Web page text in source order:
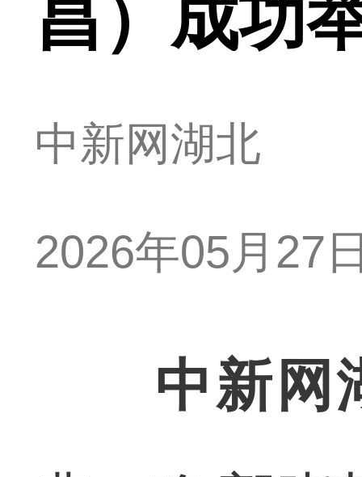
昌）成功
中新网湖北
2026年05月27
中新网